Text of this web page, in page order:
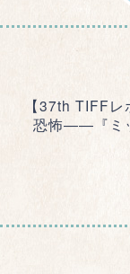
【37th TIFF
恐怖――『ミ